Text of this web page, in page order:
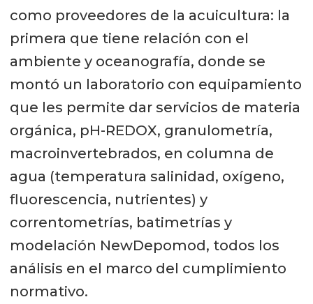
como proveedores de la acuicultura: la
primera que tiene relación con el
ambiente y oceanografía, donde se
montó un laboratorio con equipamiento
que les permite dar servicios de materia
orgánica, pH-REDOX, granulometría,
macroinvertebrados, en columna de
agua (temperatura salinidad, oxígeno,
fluorescencia, nutrientes) y
correntometrías, batimetrías y
modelación NewDepomod, todos los
análisis en el marco del cumplimiento
normativo.